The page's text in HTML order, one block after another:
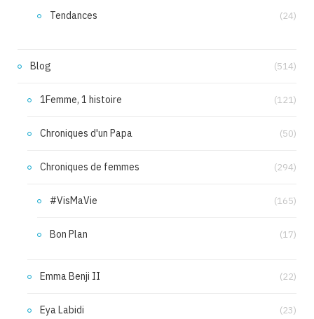
Tendances (24)
Blog (514)
1Femme, 1 histoire (121)
Chroniques d'un Papa (50)
Chroniques de femmes (294)
#VisMaVie (165)
Bon Plan (17)
Emma Benji II (22)
Eya Labidi (23)